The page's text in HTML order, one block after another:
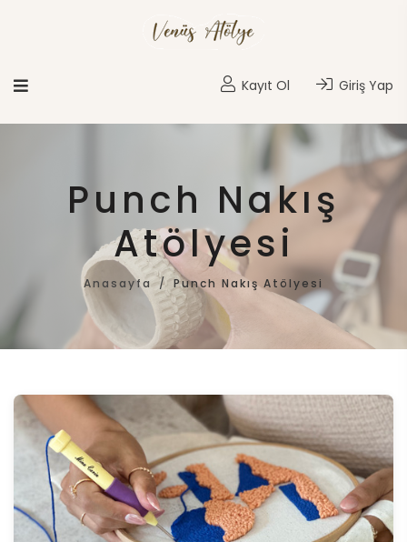
Kayıt Ol Giriş Yap
Punch Nakış
Atölyesi
Anasayfa Punch Nakış Atölyesi